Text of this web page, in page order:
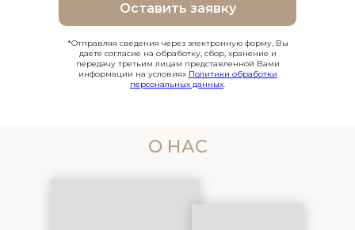
Оставить заявку
*Отправляя сведения через электронную форму, Вы
даете согласие на обработку, сбор, хранение и
передачу третьим лицам представленной Вами
информации на условиях Политики обработки
персональных данных.
О НАС